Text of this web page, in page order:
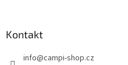
Kontakt
info@campi-shop.cz